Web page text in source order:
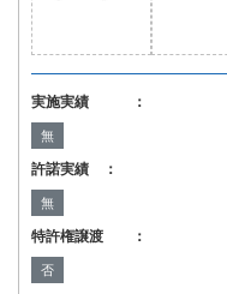
実施実績 ：
無
許諾実績 ：
無
特許権譲渡 ：
否